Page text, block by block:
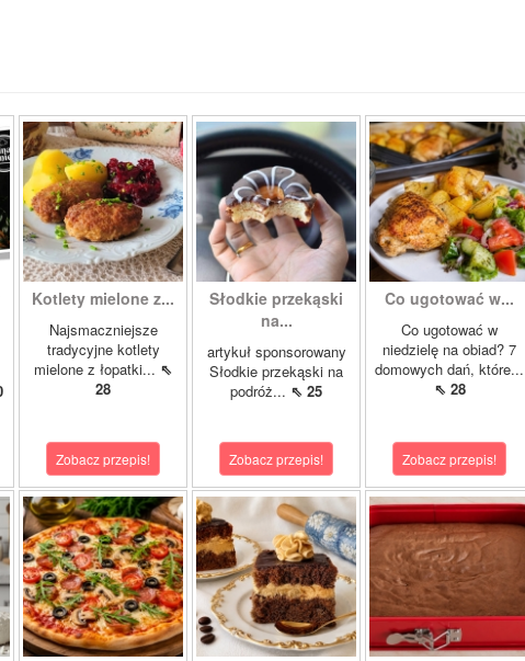
Kotlety mielone z...
Najsmaczniejsze
tradycyjne kotlety
mielone z łopatki... ⇖
28
Zobacz przepis!
Słodkie przekąski
na...
artykuł sponsorowany
Słodkie przekąski na
podróż... ⇖ 25
Zobacz przepis!
Co ugotować w...
Co ugotować w
niedzielę na obiad? 7
domowych dań, które...
⇖ 28
Zobacz przepis!